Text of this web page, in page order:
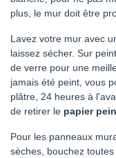
plus, le mur doit être
Lavez votre mur avec
laissez sécher. Sur
de verre pour une
jamais été peint, vous
plâtre, 24 heures à
de retirer le papier
Pour les panneaux
sèches, bouchez